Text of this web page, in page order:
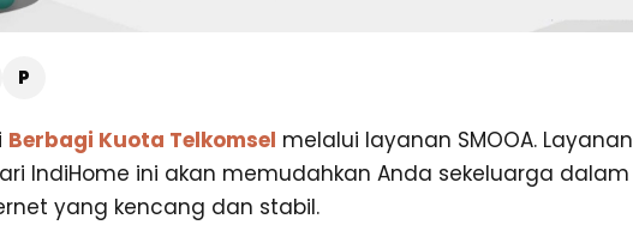
Berbagi Kuota Telkomsel melalui layanan SMOOA. Layanan
IndiHome ini akan memudahkan Anda sekeluarga dalam
yang kencang dan stabil.